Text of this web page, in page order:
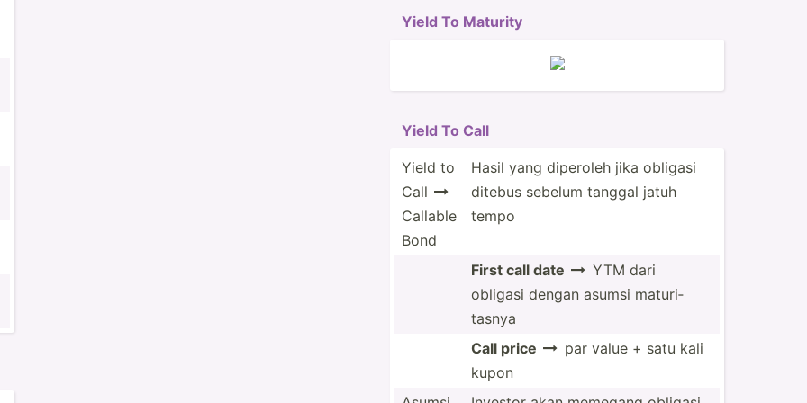
Yield To Maturity
Yield To Call
Yield to
Call 
Callable
Bond
Hasil yang diperoleh jika obligasi
ditebus sebelum tanggal jatuh
tempo
First call date  YTM dari
obligasi dengan asumsi maturi­
tasnya
Call price  par value + satu kali
kupon